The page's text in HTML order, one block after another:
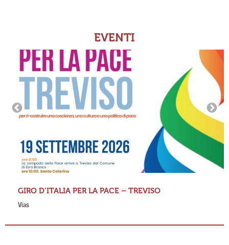
EVENTI
GIRO D’ITALIA PER LA PACE – TREVISO
Vias